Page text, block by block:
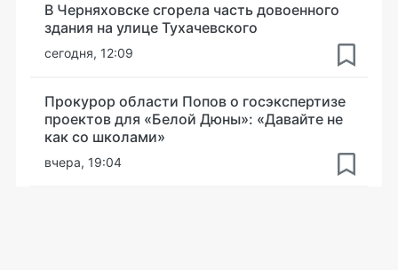
В Черняховске сгорела часть довоенного
здания на улице Тухачевского
сегодня, 12:09
Прокурор области Попов о госэкспертизе
проектов для «Белой Дюны»: «Давайте не
как со школами»
вчера, 19:04